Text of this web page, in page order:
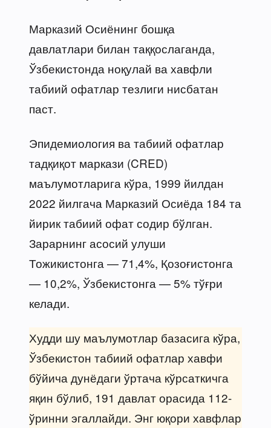
Марказий Осиёнинг бошқа
давлатлари билан таққослаганда,
Ўзбекистонда ноқулай ва хавфли
табиий офатлар тезлиги нисбатан
паст.
Эпидемиология ва табиий офатлар
тадқиқот маркази (CRED)
маълумотларига кўра, 1999 йилдан
2022 йилгача Марказий Осиёда 184 та
йирик табиий офат содир бўлган.
Зарарнинг асосий улуши
Тожикистонга — 71,4%, Қозоғистонга
— 10,2%, Ўзбекистонга — 5% тўғри
келади.
Худди шу маълумотлар базасига кўра,
Ўзбекистон табиий офатлар хавфи
бўйича дунёдаги ўртача кўрсаткичга
яқин бўлиб, 191 давлат орасида 112-
ўринни эгаллайди. Энг юқори хавфлар